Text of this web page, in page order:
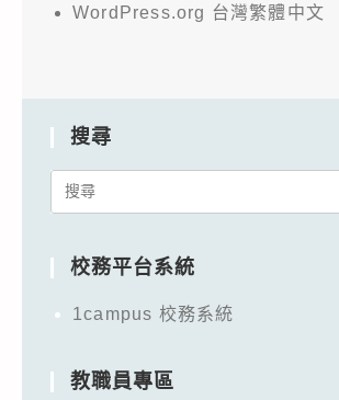
WordPress.org 台灣繁體中文
搜尋
Search
校務平台系統
1campus 校務系統
教職員專區